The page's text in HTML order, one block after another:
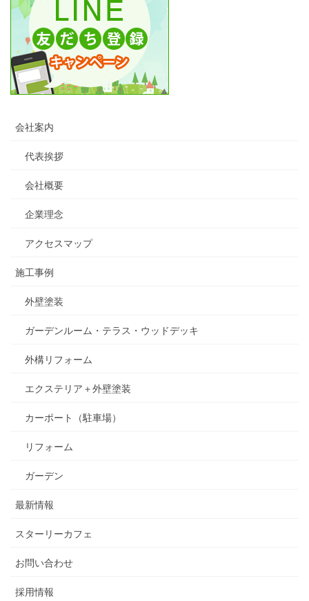
会社案内
代表挨拶
会社概要
企業理念
アクセスマップ
施工事例
外壁塗装
ガーデンルーム・テラス・ウッドデッキ
外構リフォーム
エクステリア＋外壁塗装
カーポート（駐車場）
リフォーム
ガーデン
最新情報
スターリーカフェ
お問い合わせ
採用情報